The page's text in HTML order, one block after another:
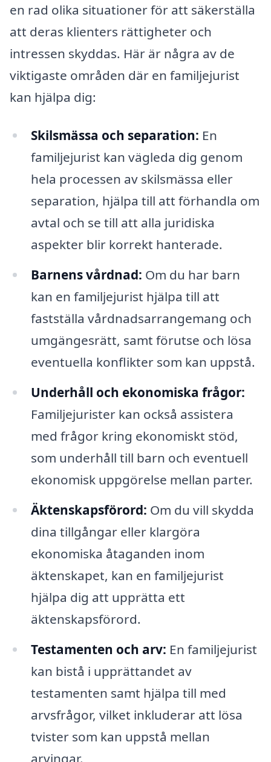
en rad olika situationer för att säkerställa
att deras klienters rättigheter och
intressen skyddas. Här är några av de
viktigaste områden där en familjejurist
kan hjälpa dig:
Skilsmässa och separation: En
familjejurist kan vägleda dig genom
hela processen av skilsmässa eller
separation, hjälpa till att förhandla om
avtal och se till att alla juridiska
aspekter blir korrekt hanterade.
Barnens vårdnad: Om du har barn
kan en familjejurist hjälpa till att
fastställa vårdnadsarrangemang och
umgängesrätt, samt förutse och lösa
eventuella konflikter som kan uppstå.
Underhåll och ekonomiska frågor:
Familjejurister kan också assistera
med frågor kring ekonomiskt stöd,
som underhåll till barn och eventuell
ekonomisk uppgörelse mellan parter.
Äktenskapsförord: Om du vill skydda
dina tillgångar eller klargöra
ekonomiska åtaganden inom
äktenskapet, kan en familjejurist
hjälpa dig att upprätta ett
äktenskapsförord.
Testamenten och arv: En familjejurist
kan bistå i upprättandet av
testamenten samt hjälpa till med
arvsfrågor, vilket inkluderar att lösa
tvister som kan uppstå mellan
arvingar.